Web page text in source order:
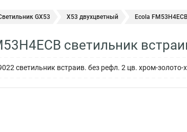
GX53 X53 двухцветный Ecola
светильник
светильник встраив. без рефл. 2 цв. хром-